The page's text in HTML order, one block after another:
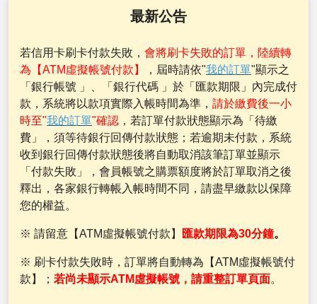
最新公告
若信用卡刷卡付款失敗， 會將刷卡失敗的訂單，陸續轉
為【ATM虛擬帳號付款】
，屆時請依"我的訂單"顯示之
「銀行帳號 」、「銀行代碼 」於「匯款期限」內完成付
款，系統將以款項實際入帳時間為準， 請於繳費後一小
時至"我的訂單"確認 ，若訂單付款狀態顯示為「待繳
費」，須等待銀行回傳付款狀態；若逾期未付款，系統
收到銀行回傳付款狀態後將自動取消該筆訂單並顯示
「付款失敗」，會員帳號之購票額度將於訂單取消之後
釋出，各家銀行轉帳入帳時間不同，請盡早繳款以保障
您的權益。
※ 請留意【ATM虛擬帳號付款】 匯款期限為30分鐘。
※ 刷卡付款失敗時，訂單將自動轉為【ATM虛擬帳號付
款】； 若尚未顯示ATM虛擬帳號，請重整訂單頁面。